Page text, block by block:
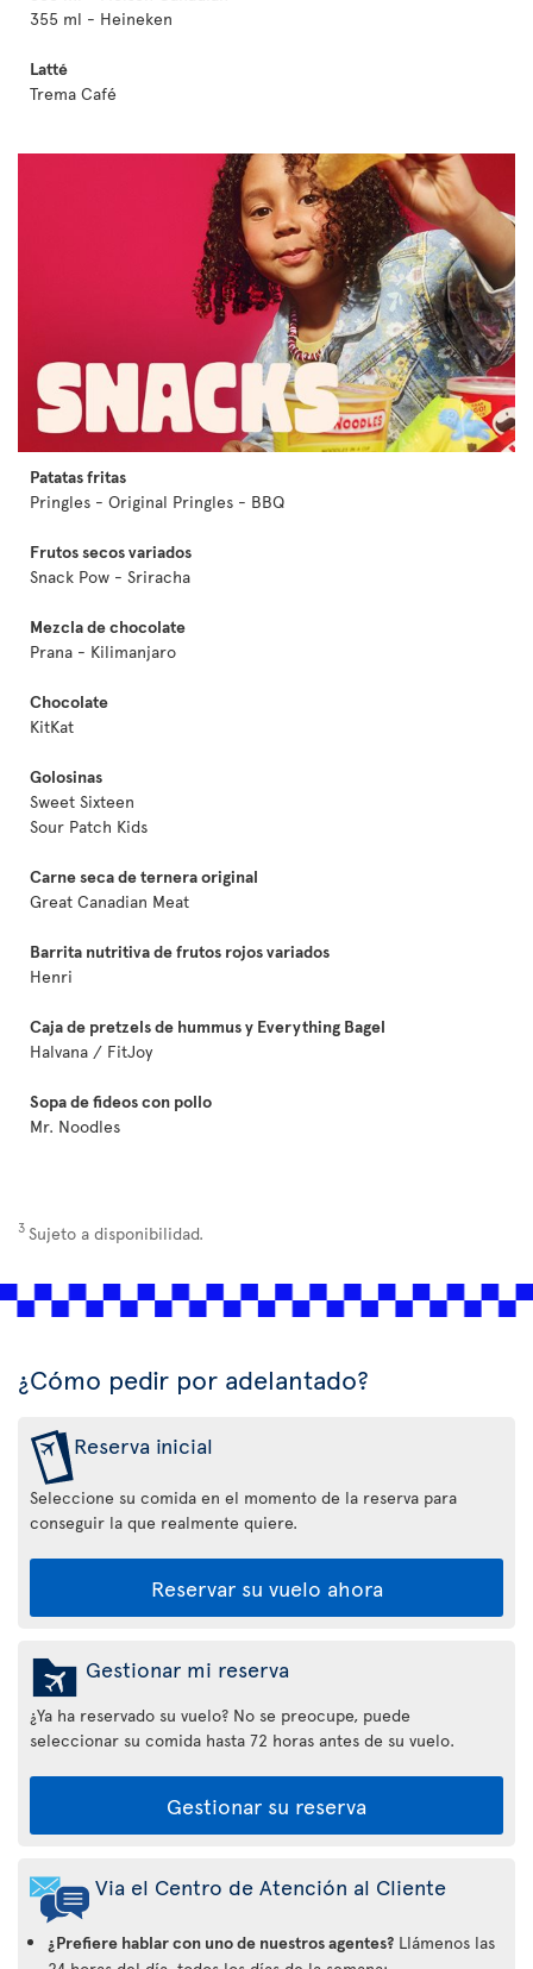
355 ml - Heineken
Latté
Trema Café
Patatas fritas
Pringles - Original Pringles - BBQ
Frutos secos variados
Snack Pow - Sriracha
Mezcla de chocolate
Prana - Kilimanjaro
Chocolate
KitKat
Golosinas
Sweet Sixteen
Sour Patch Kids
Carne seca de ternera original
Great Canadian Meat
Barrita nutritiva de frutos rojos variados
Henri
Caja de pretzels de hummus y Everything Bagel
Halvana / FitJoy
Sopa de fideos con pollo
Mr. Noodles
3 Sujeto a disponibilidad.
¿Cómo pedir por adelantado?
Reserva inicial
Seleccione su comida en el momento de la reserva para
conseguir la que realmente quiere.
Reservar su vuelo ahora
Gestionar mi reserva
¿Ya ha reservado su vuelo? No se preocupe, puede
seleccionar su comida hasta 72 horas antes de su vuelo.
Gestionar su reserva
Via el Centro de Atención al Cliente
¿Prefiere hablar con uno de nuestros agentes? Llámenos las